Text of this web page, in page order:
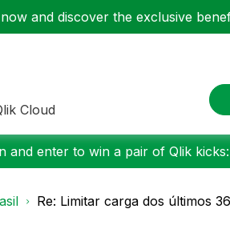
now and discover the exclusive
Cloud
and enter to win a pair of Qlik
Re: Limitar carga dos últimos